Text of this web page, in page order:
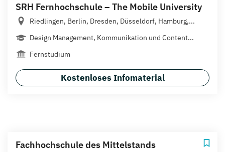
SRH Fernhochschule – The Mobile University
Riedlingen, Berlin, Dresden, Düsseldorf, Hamburg,...
Design Management, Kommunikation und Content...
Fernstudium
Kostenloses Infomaterial
Fachhochschule des Mittelstands